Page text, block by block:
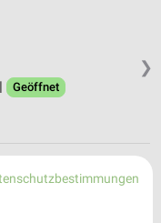
❯
Geöffnet